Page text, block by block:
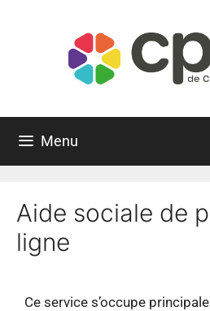
Menu
Aide sociale de
ligne
Ce service s’occupe